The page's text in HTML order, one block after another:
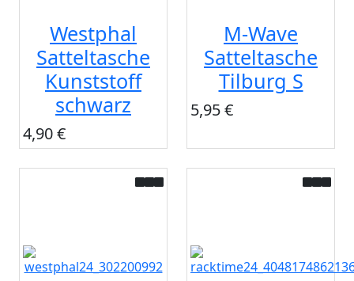
Westphal
Satteltasche
Kunststoff
schwarz
4,90 €
M-Wave
Satteltasche
Tilburg S
5,95 €